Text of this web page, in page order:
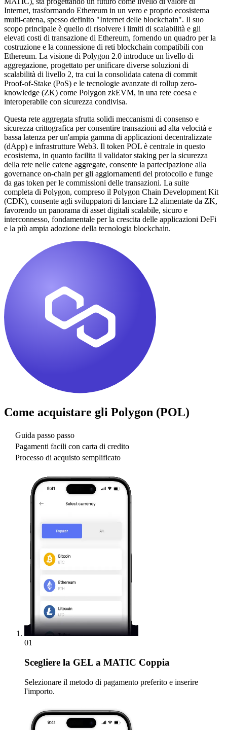
Internet, trasformando Ethereum in un vero e proprio ecosistema
multi-catena, spesso definito "Internet delle blockchain". Il suo
scopo principale è quello di risolvere i limiti di scalabilità e gli
elevati costi di transazione di Ethereum, fornendo un quadro per la
costruzione e la connessione di reti blockchain compatibili con
Ethereum. La visione di Polygon 2.0 introduce un livello di
aggregazione, progettato per unificare diverse soluzioni di
scalabilità di livello 2, tra cui la consolidata catena di commit
Proof-of-Stake (PoS) e le tecnologie avanzate di rollup zero-
knowledge (ZK) come Polygon zkEVM, in una rete coesa e
interoperabile con sicurezza condivisa.
Questa rete aggregata sfrutta solidi meccanismi di consenso e
sicurezza crittografica per consentire transazioni ad alta velocità e
bassa latenza per un'ampia gamma di applicazioni decentralizzate
(dApp) e infrastrutture Web3. Il token POL è centrale in questo
ecosistema, in quanto facilita il validator staking per la sicurezza
della rete nelle catene aggregate, consente la partecipazione alla
governance on-chain per gli aggiornamenti del protocollo e funge
da gas token per le commissioni delle transazioni. La suite
completa di Polygon, compreso il Polygon Chain Development Kit
(CDK), consente agli sviluppatori di lanciare L2 alimentate da ZK,
favorendo un panorama di asset digitali scalabile, sicuro e
interconnesso, fondamentale per la crescita delle applicazioni DeFi
e la più ampia adozione della tecnologia blockchain.
Come acquistare gli Polygon (POL)
Guida passo passo
Pagamenti facili con carta di credito
Processo di acquisto semplificato
01
Scegliere la GEL a MATIC Coppia
Selezionare il metodo di pagamento preferito e inserire
l'importo.